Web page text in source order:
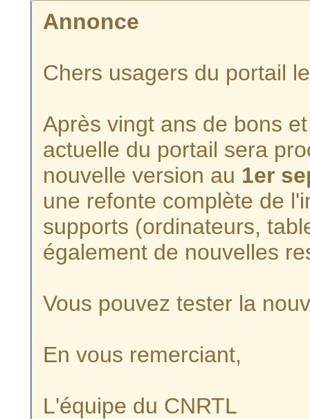
Annonce
Chers usagers du portail
Après vingt ans de bons
actuelle du portail sera
nouvelle version au 1er
une refonte complète de
supports (ordinateurs,
également de nouvelles
Vous pouvez tester la
En vous remerciant,
L'équipe du CNRTL